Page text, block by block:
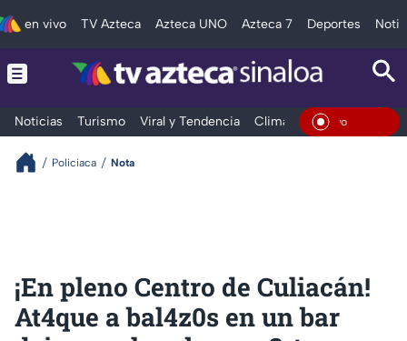
en vivo TV Azteca Azteca UNO Azteca 7 Deportes
Noticias Turismo Viral y Tendencia Clima Deportes En
Policiaca Nota
¡En pleno Centro de Culiacán!
At4que a bal4z0s en un bar